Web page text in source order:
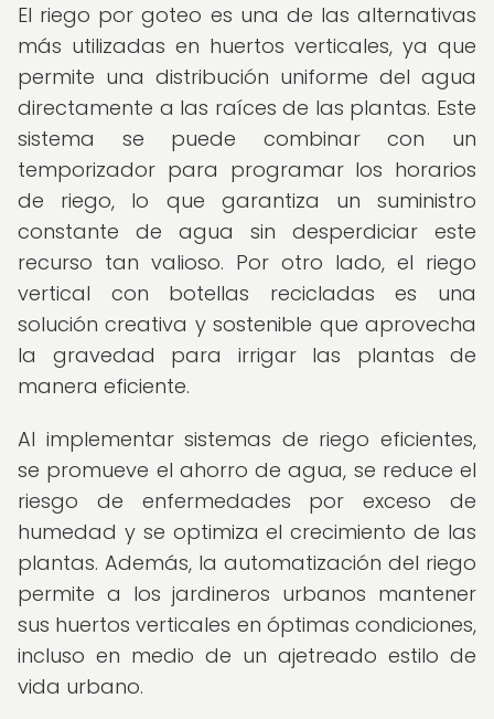
El riego por goteo es una de las alternativas
más utilizadas en huertos verticales, ya que
permite una distribución uniforme del agua
directamente a las raíces de las plantas. Este
sistema se puede combinar con un
temporizador para programar los horarios
de riego, lo que garantiza un suministro
constante de agua sin desperdiciar este
recurso tan valioso. Por otro lado, el riego
vertical con botellas recicladas es una
solución creativa y sostenible que aprovecha
la gravedad para irrigar las plantas de
manera eficiente.
Al implementar sistemas de riego eficientes,
se promueve el ahorro de agua, se reduce el
riesgo de enfermedades por exceso de
humedad y se optimiza el crecimiento de las
plantas. Además, la automatización del riego
permite a los jardineros urbanos mantener
sus huertos verticales en óptimas condiciones,
incluso en medio de un ajetreado estilo de
vida urbano.